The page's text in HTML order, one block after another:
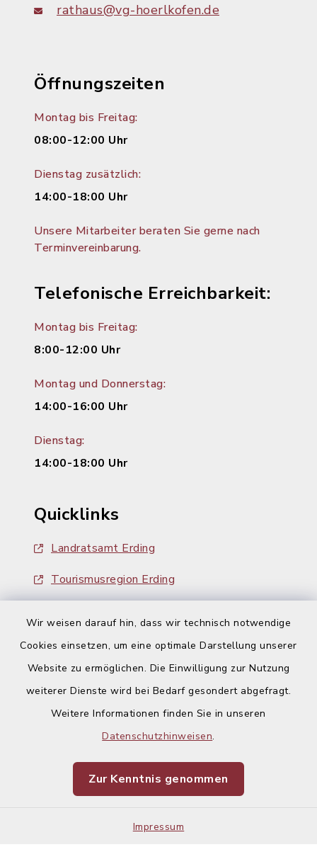
Wir weisen darauf hin, dass wir technisch notwendige
Cookies einsetzen, um eine optimale Darstellung unserer
Website zu ermöglichen. Die Einwilligung zur Nutzung
weiterer Dienste wird bei Bedarf gesondert abgefragt.
Weitere Informationen finden Sie in unseren
Datenschutzhinweisen.
Zur Kenntnis genommen
Impressum
rathaus@vg-hoerlkofen.de
Öffnungszeiten
Montag bis Freitag:
08:00-12:00 Uhr
Dienstag zusätzlich:
14:00-18:00 Uhr
Unsere Mitarbeiter beraten Sie gerne nach
Terminvereinbarung.
Telefonische Erreichbarkeit:
Montag bis Freitag:
8:00-12:00 Uhr
Montag und Donnerstag:
14:00-16:00 Uhr
Dienstag:
14:00-18:00 Uhr
Quicklinks
Landratsamt Erding
Tourismusregion Erding
Kontakt
Datenschutz
Impressum